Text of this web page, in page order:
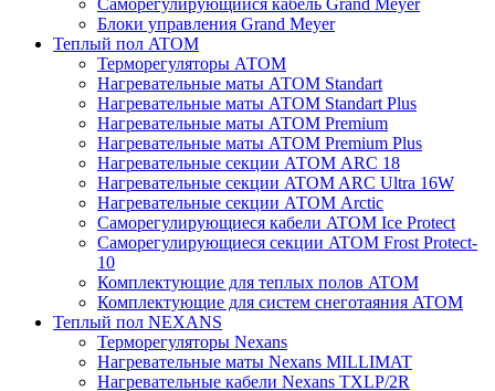
Саморегулирующийся кабель Grand Meyer
Блоки управления Grand Meyer
Теплый пол ATOM
Терморегуляторы АТОМ
Нагревательные маты АТОМ Standart
Нагревательные маты АТОМ Standart Plus
Нагревательные маты АТОМ Premium
Нагревательные маты АТОМ Premium Plus
Нагревательные секции АТОМ ARC 18
Нагревательные секции ATOM ARC Ultra 16W
Нагревательные секции АТОМ Arctic
Саморегулирующиеся кабели ATOM Ice Protect
Саморегулирующиеся секции ATOM Frost Protect-
10
Комплектующие для теплых полов ATOM
Комплектующие для систем снеготаяния ATOM
Теплый пол NEXANS
Терморегуляторы Nexans
Нагревательные маты Nexans MILLIMAT
Нагревательные кабели Nexans TXLP/2R